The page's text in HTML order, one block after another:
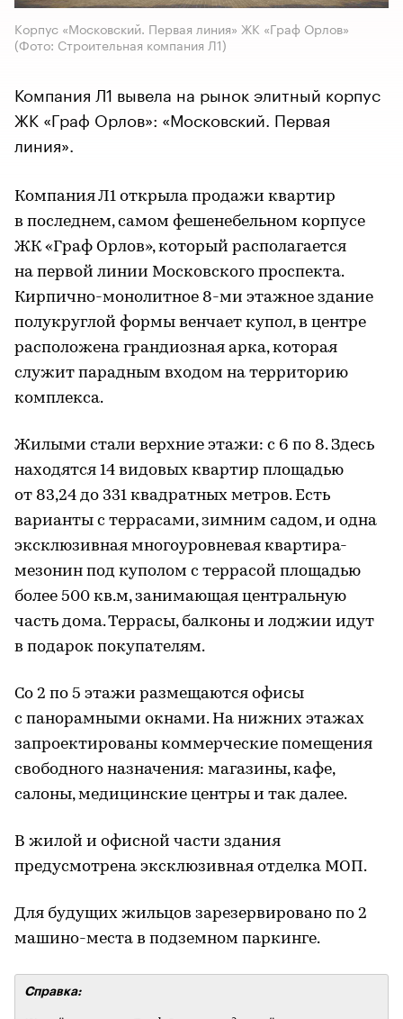
Корпус «Московский. Первая линия» ЖК «Граф Орлов»
(Фото: Строительная компания Л1)
Компания Л1 вывела на рынок элитный корпус
ЖК «Граф Орлов»: «Московский. Первая
линия».
Компания Л1 открыла продажи квартир
в последнем, самом фешенебельном корпусе
ЖК «Граф Орлов», который располагается
на первой линии Московского проспекта.
Кирпично-монолитное 8-ми этажное здание
полукруглой формы венчает купол, в центре
расположена грандиозная арка, которая
служит парадным входом на территорию
комплекса.
Жилыми стали верхние этажи: с 6 по 8. Здесь
находятся 14 видовых квартир площадью
от 83,24 до 331 квадратных метров. Есть
варианты с террасами, зимним садом, и одна
эксклюзивная многоуровневая квартира-
мезонин под куполом с террасой площадью
более 500 кв.м, занимающая центральную
часть дома. Террасы, балконы и лоджии идут
в подарок покупателям.
Со 2 по 5 этажи размещаются офисы
с панорамными окнами. На нижних этажах
запроектированы коммерческие помещения
свободного назначения: магазины, кафе,
салоны, медицинские центры и так далее.
В жилой и офисной части здания
предусмотрена эксклюзивная отделка МОП.
Для будущих жильцов зарезервировано по 2
машино-места в подземном паркинге.
Справка: